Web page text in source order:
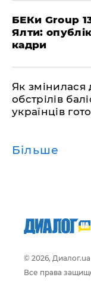
БЕКи Group
Ялти:
кадри
Як змінилася
обстрілів
українців
Більше
© 2026, Диалог.ua
Все права